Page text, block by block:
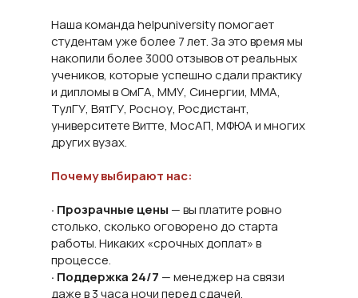
Наша команда helpuniversity помогает
студентам уже более 7 лет. За это время мы
накопили более 3000 отзывов от реальных
учеников, которые успешно сдали практику
и дипломы в ОмГА, ММУ, Синергии, ММА,
ТулГУ, ВятГУ, Росноу, Росдистант,
университете Витте, МосАП, МФЮА и многих
других вузах.
Почему выбирают нас:
· Прозрачные цены — вы платите ровно
столько, сколько оговорено до старта
работы. Никаких «срочных доплат» в
процессе.
· Поддержка 24/7 — менеджер на связи
даже в 3 часа ночи перед сдачей.